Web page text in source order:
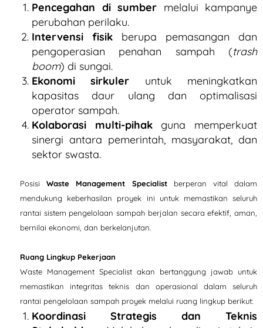
Pencegahan di sumber melalui kampanye
perubahan perilaku.
Intervensi fisik berupa pemasangan dan
pengoperasian penahan sampah (trash
boom) di sungai.
Ekonomi sirkuler untuk meningkatkan
kapasitas daur ulang dan optimalisasi
operator sampah.
Kolaborasi multi-pihakguna memperkuat
sinergi antara pemerintah, masyarakat, dan
sektor swasta.
PosisiWaste Management Specialistberperan vital dalam
mendukung keberhasilan proyek ini untuk memastikan seluruh
rantai sistem pengelolaan sampah berjalan secara efektif, aman,
bernilai ekonomi, dan berkelanjutan.
Ruang Lingkup Pekerjaan
Waste Management Specialist akan bertanggung jawab untuk
memastikan integritas teknis dan operasional dalam seluruh
rantai pengelolaan sampah proyek melalui ruang lingkup berikut:
Koordinasi Strategis dan Teknis